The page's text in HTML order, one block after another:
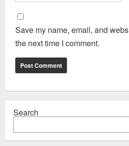
Save my name, email, and
the next time I comment.
Search